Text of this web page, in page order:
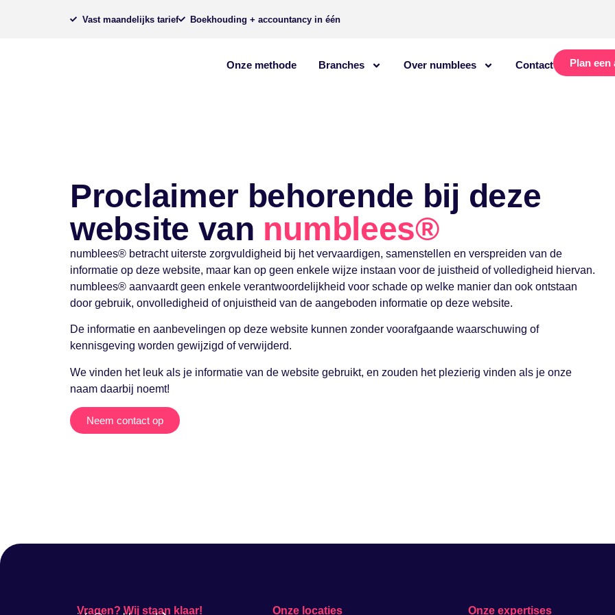
Vast maandelijks tarief Boekhouding + accountancy in één
Onze methode Branches Over numblees Contact Plan een
Proclaimer behorende bij deze
website van numblees®
numblees® betracht uiterste zorgvuldigheid bij het vervaardigen, samenstellen en verspreiden van de
informatie op deze website, maar kan op geen enkele wijze instaan voor de juistheid of volledigheid hiervan.
numblees® aanvaardt geen enkele verantwoordelijkheid voor schade op welke manier dan ook ontstaan
door gebruik, onvolledigheid of onjuistheid van de aangeboden informatie op deze website.
De informatie en aanbevelingen op deze website kunnen zonder voorafgaande waarschuwing of
kennisgeving worden gewijzigd of verwijderd.
We vinden het leuk als je informatie van de website gebruikt, en zouden het plezierig vinden als je onze
naam daarbij noemt!
Neem contact op
Vragen? Wij staan klaar! Onze locaties Onze expertises